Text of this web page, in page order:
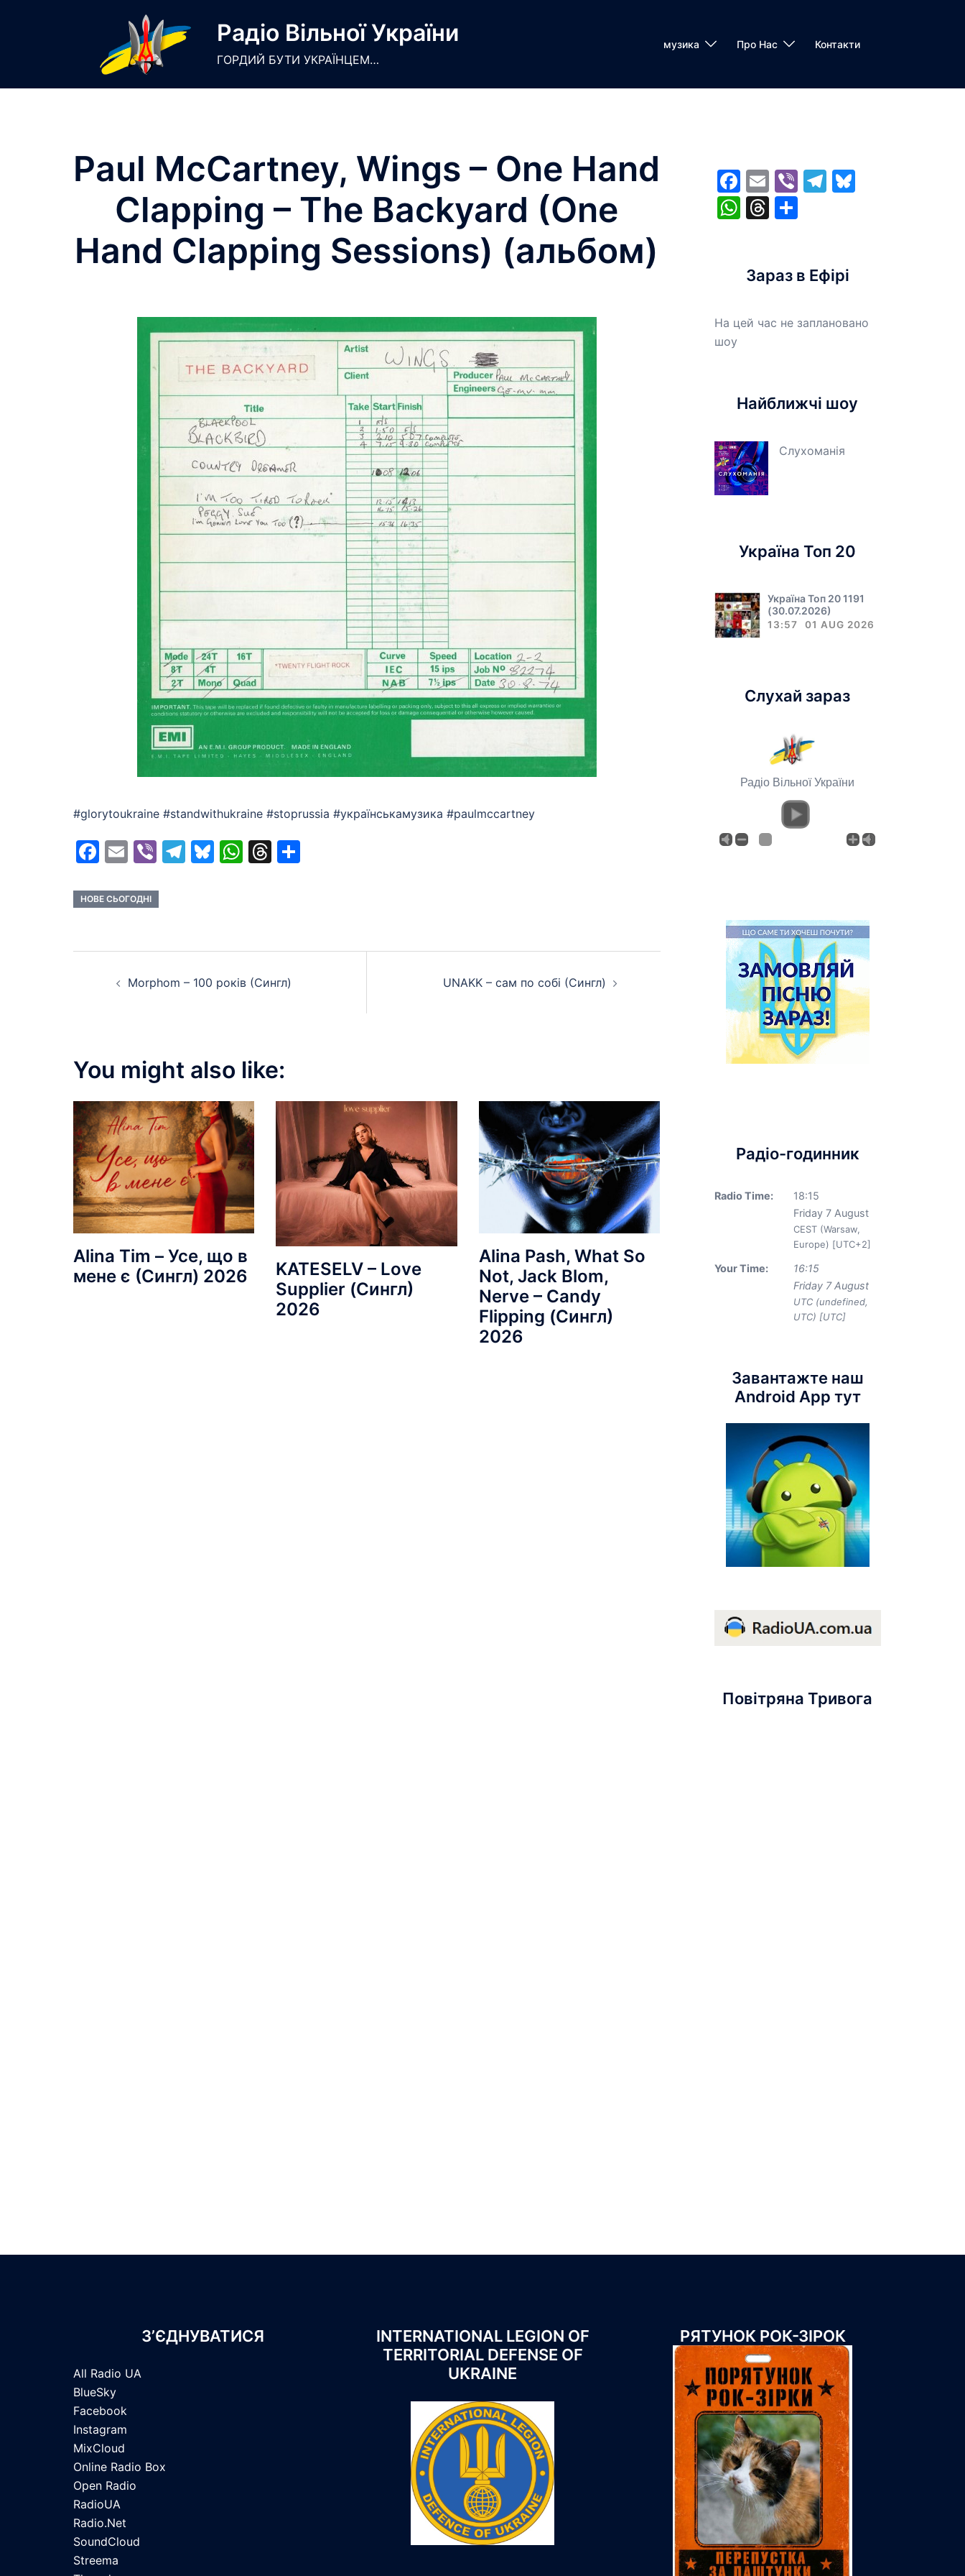
Радіо Вільної України
ГОРДИЙ БУТИ УКРАЇНЦЕМ…
музика Про Нас Контакти
Paul McCartney, Wings – One Hand
Clapping – The Backyard (One
Hand Clapping Sessions) (альбом)
#glorytoukraine #standwithukraine #stoprussia #українськамузика #paulmccartney
Facebook
EmailViberTelegram
Bluesky
WhatsApp
Threads
НОВЕ СЬОГОДНІ
navigation
Morphom – 100 років (Сингл) UNAKK – сам по собі (Сингл)
You might also like:
Alina Tim – Усе, що в
мене є (Сингл) 2026
KATESELV – Love
Supplier (Сингл)
2026
Alina Pash, What So
Not, Jack Blom,
Nerve – Candy
Flipping (Сингл)
2026
Facebook
EmailViberTelegram
Bluesky
WhatsApp
Threads
Share
Зараз в Ефірі
На цей час не заплановано
шоу
Найближчі шоу
Слухоманія
Україна Топ 20
Україна Топ 20 1191
(30.07.2026)
13:57 01 AUG 2026
Слухай зараз
Радіо Вільної України
Радіо-годинник
Radio Time: 18:15
Friday 7 August
CEST (Warsaw,
Europe) [UTC+2]
Your Time: 16:15
Friday 7 August
UTC (undefined,
UTC) [UTC]
Завантажте наш
Android App тут
Повітряна Тривога
З’ЄДНУВАТИСЯ
All Radio UA
BlueSky
Facebook
Instagram
MixCloud
Online Radio Box
Open Radio
RadioUA
Radio.Net
SoundCloud
Streema
INTERNATIONAL LEGION OF
TERRITORIAL DEFENSE OF
UKRAINE
РЯТУНОК РОК-ЗІРОК